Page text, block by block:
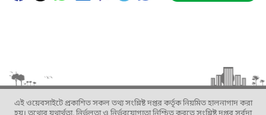
এই ওয়েবসাইটে প্রকাশিত সকল তথ্য সংশ্লিষ্ট দপ্তর কর্তৃক নিয়মিত হালনাগাদ করা